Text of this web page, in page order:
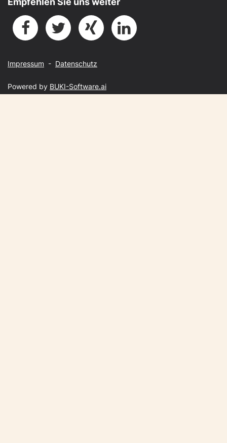
Impressum - Datenschutz
Powered by BUKI-Software.ai